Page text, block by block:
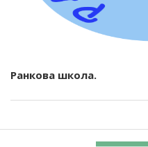
Ранкова школа.